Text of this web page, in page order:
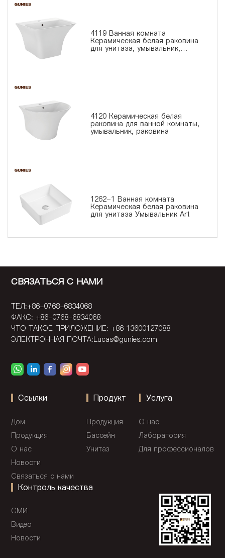
4119 Ванная комната
Керамическая белая раковина
для унитаза, умывальник,
4120 Керамическая белая
раковина для ванной комнаты,
умывальник, раковина
1262-1 Ванная комната
Керамическая белая раковина
для унитаза Умывальник Art
СВЯЗАТЬСЯ С НАМИ
ТЕЛ:+86-0768-6834068
ФАКС: +86-0768-6834068
ЧТО ТАКОЕ ПРИЛОЖЕНИЕ: +86 13600127088
ЭЛЕКТРОННАЯ ПОЧТА:Lucas@gunies.com
Ссылки
Дом
Продукция
О нас
Новости
Связаться с нами
Продукт
Продукция
Бассейн
Унитаз
Услуга
О нас
Лаборатория
Для профессионалов
Контроль качества
СМИ
Видео
Новости